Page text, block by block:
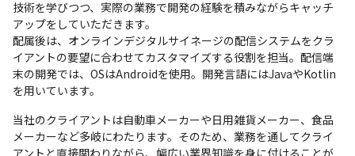
技術を学びつつ、実際の業務で開発の経験を積みながらキャッチ
アップをしていただきます。
配属後は、オンラインデジタルサイネージの配信システムをクラ
イアントの要望に合わせてカスタマイズする役割を担当。配信端
末の開発では、OSはAndroidを使用。開発言語にはJavaやKotlin
を用いています。
当社のクライアントは自動車メーカーや日用雑貨メーカー、食品
メーカーなど多岐にわたります。そのため、業務を通してクライ
アントと直接関わりながら、幅広い業界知識を身に付けることが